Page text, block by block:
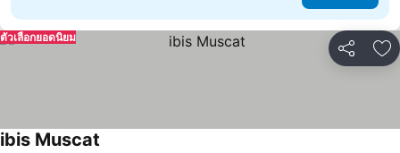
แชร์ เ
ตัวเลือกยอดนิยม
ibis Muscat